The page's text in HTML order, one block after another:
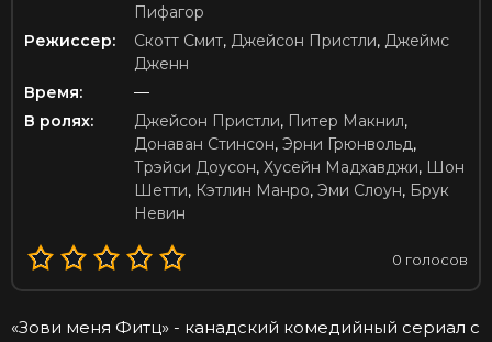
Пифагор
Режиссер:
Скотт Смит, Джейсон Пристли, Джеймс
Дженн
Время:
—
В ролях:
Джейсон Пристли, Питер Макнил,
Донаван Стинсон, Эрни Грюнвольд,
Трэйси Доусон, Хусейн Мадхавджи, Шон
Шетти, Кэтлин Манро, Эми Слоун, Брук
Невин
0 голосов
«Зови меня Фитц» - канадский комедийный сериал с